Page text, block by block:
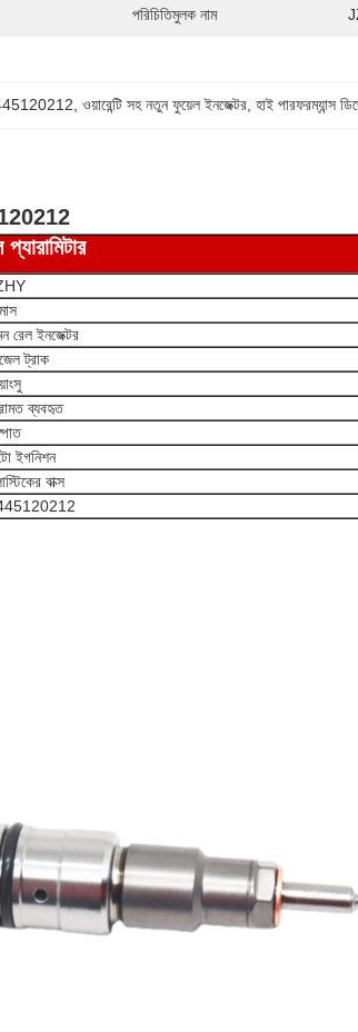
পরিচিতিমুলক নাম
, ওয়ারেন্টি সহ নতুন ফুয়েল ইনজেক্টর , হাই পারফরম্যান্স
প্যারামিটার
রেল ইনজেক্টর
ট্রাক
ব্যবহৃত
ইগনিশন
বাক্স